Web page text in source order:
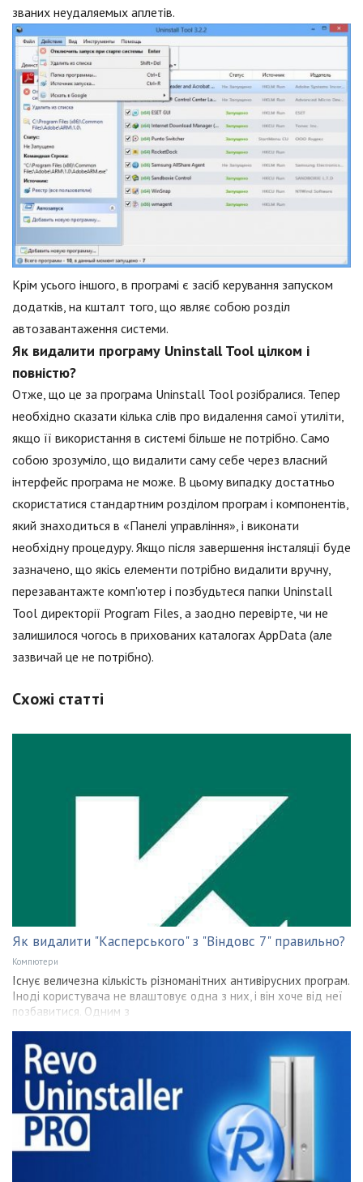
званих неудаляемых аплетів.
Крім усього іншого, в програмі є засіб керування запуском
додатків, на кшталт того, що являє собою розділ
автозавантаження системи.
Як видалити програму Uninstall Tool цілком і
повністю?
Отже, що це за програма Uninstall Tool розібралися. Тепер
необхідно сказати кілька слів про видалення самої утиліти,
якщо її використання в системі більше не потрібно. Само
собою зрозуміло, що видалити саму себе через власний
інтерфейс програма не може. В цьому випадку достатньо
скористатися стандартним розділом програм і компонентів,
який знаходиться в «Панелі управління», і виконати
необхідну процедуру. Якщо після завершення інсталяції буде
зазначено, що якісь елементи потрібно видалити вручну,
перезавантажте комп'ютер і позбудьтеся папки Uninstall
Tool директорії Program Files, а заодно перевірте, чи не
залишилося чогось в прихованих каталогах AppData (але
зазвичай це не потрібно).
Схожі статті
Як видалити "Касперського" з "Віндовс 7" правильно?
Компютери
Існує величезна кількість різноманітних антивірусних програм.
Іноді користувача не влаштовує одна з них, і він хоче від неї
позбавитися. Одним з